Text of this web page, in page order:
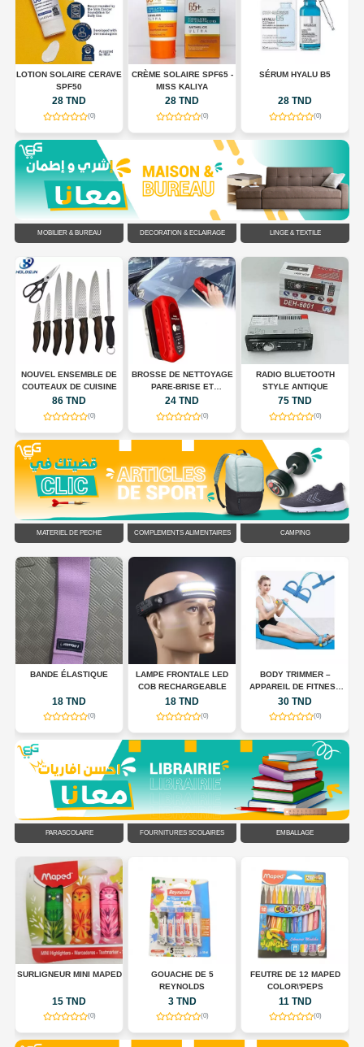
LOTION SOLAIRE CERAVE
SPF50
28 TND
(0)
CRÈME SOLAIRE SPF65 -
MISS KALIYA
28 TND
(0)
SÉRUM HYALU B5
28 TND
(0)
MOBILIER & BUREAU DÉCORATION & ÉCLAIRAGE LINGE & TEXTILE
NOUVEL ENSEMBLE DE
COUTEAUX DE CUISINE
86 TND
(0)
BROSSE DE NETTOYAGE
PARE-BRISE ET
RÉTROVISEURS
24 TND
(0)
RADIO BLUETOOTH
STYLE ANTIQUE
75 TND
(0)
MATÉRIEL DE PÊCHE COMPLÉMENTS ALIMENTAIRES CAMPING
BANDE ÉLASTIQUE
18 TND
(0)
LAMPE FRONTALE LED
COB RECHARGEABLE
18 TND
(0)
BODY TRIMMER –
APPAREIL DE FITNESS
POUR TONIFIER LE
CORPS
30 TND
(0)
PARASCOLAIRE FOURNITURES SCOLAIRES EMBALLAGE
SURLIGNEUR MINI MAPED
15 TND
(0)
GOUACHE DE 5
REYNOLDS
3 TND
(0)
FEUTRE DE 12 MAPED
COLOR\'PEPS
11 TND
(0)